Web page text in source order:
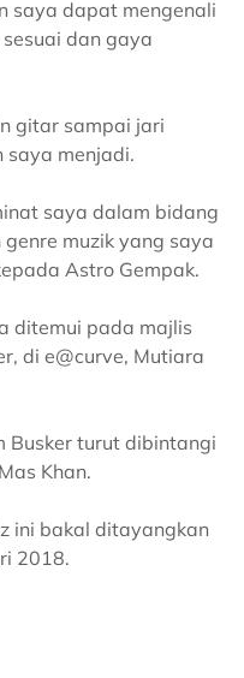
saya dapat mengenali
dan gaya
gitar sampai jari
saya menjadi.
saya dalam bidang
muzik yang saya
Astro Gempak.
ditemui pada majlis
di e@curve, Mutiara
Busker turut dibintangi
Khan.
ini bakal ditayangkan
2018.